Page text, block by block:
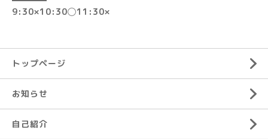
9:30×10:30◯11:30×
トップページ
お知らせ
自己紹介